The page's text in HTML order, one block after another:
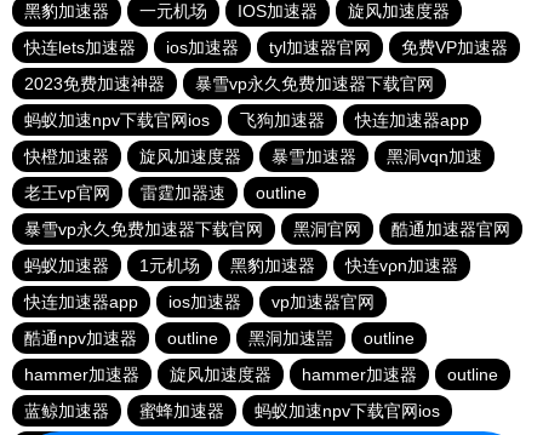
黑豹加速器
一元机场 IOS加速器
旋风加速度器
快连lets加速器
ios加速器 tyl加速器官网
免费VP加速器
2023免费加速神器
暴雪vp永久免费加速器下载官网
蚂蚁加速npv下载官网ios
飞狗加速器
快连加速器app
快橙加速器
旋风加速度器 暴雪加速器
黑洞vqn加速
老王vp官网
雷霆加器速
outline
暴雪vp永久免费加速器下载官网
黑洞官网
酷通加速器官网
蚂蚁加速器
1元机场 黑豹加速器
快连vρn加速器
快连加速器app
ios加速器
vp加速器官网
酷通npv加速器
outline 黑洞加速噐
outline
hammer加速器
旋风加速度器 hammer加速器
outline
蓝鲸加速器
蜜蜂加速器 蚂蚁加速npv下载官网ios